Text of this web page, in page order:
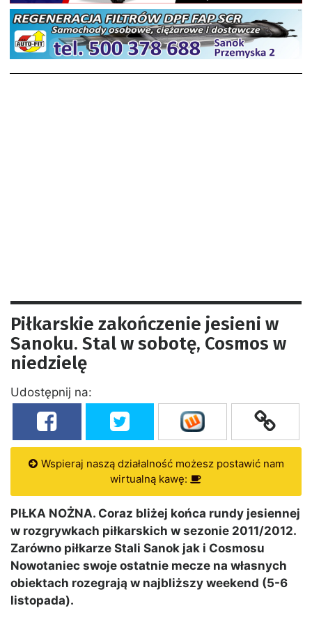
Piłkarskie zakończenie jesieni w
Sanoku. Stal w sobotę, Cosmos w
niedzielę
Udostępnij na:
Wspieraj naszą działalność możesz postawić nam
wirtualną kawę:
PIŁKA NOŻNA. Coraz bliżej końca rundy jesiennej
w rozgrywkach piłkarskich w sezonie 2011/2012.
Zarówno piłkarze Stali Sanok jak i Cosmosu
Nowotaniec swoje ostatnie mecze na własnych
obiektach rozegrają w najbliższy weekend (5-6
listopada).